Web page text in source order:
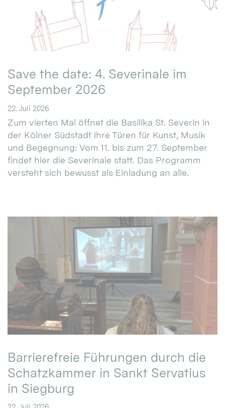
Save the date: 4. Severinale im
September 2026
22. Juli 2026
Zum vierten Mal öffnet die Basilika St. Severin in
der Kölner Südstadt ihre Türen für Kunst, Musik
und Begegnung: Vom 11. bis zum 27. September
findet hier die Severinale statt. Das Programm
versteht sich bewusst als Einladung an alle.
Barrierefreie Führungen durch die
Schatzkammer in Sankt Servatius
in Siegburg